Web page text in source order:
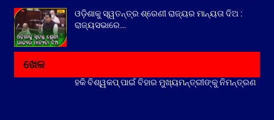
ଓଡ଼ିଶାକୁ ସ୍ୱତନ୍ତ୍ର ଶ୍ରେଣୀ ରାଜ୍ୟର ମାନ୍ୟତା ଦିଅ :
ରାଜ୍ୟସଭାରେ…
ଖେଳ
ହକି ବିଶ୍ୱକପ୍ ପାଇଁ ବିହାର ମୁଖ୍ୟମନ୍ତ୍ରୀଙ୍କୁ ନିମନ୍ତ୍ରଣ